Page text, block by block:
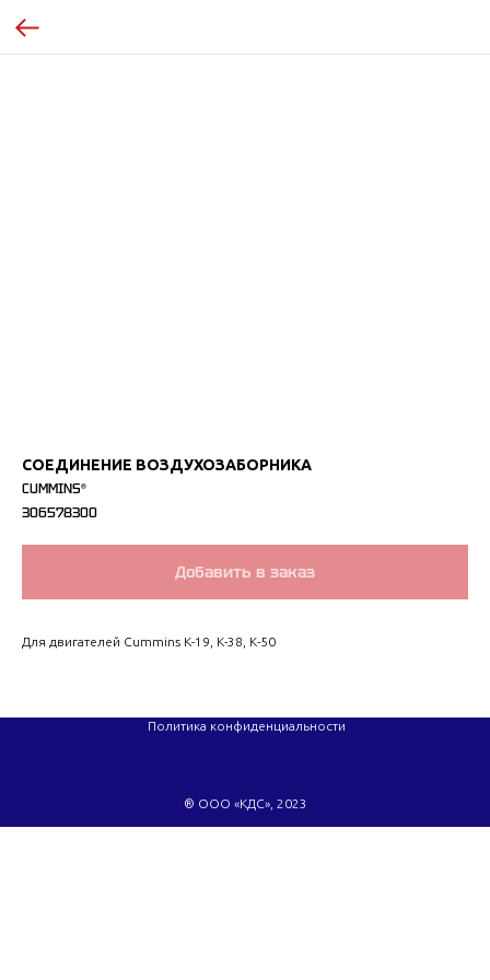
СОЕДИНЕНИЕ ВОЗДУХОЗАБОРНИКА
CUMMINS®
306578300
Добавить в заказ
Для двигателей Cummins K-19, K-38, K-50
® ООО «КДС», 2023
Политика конфиденциальности